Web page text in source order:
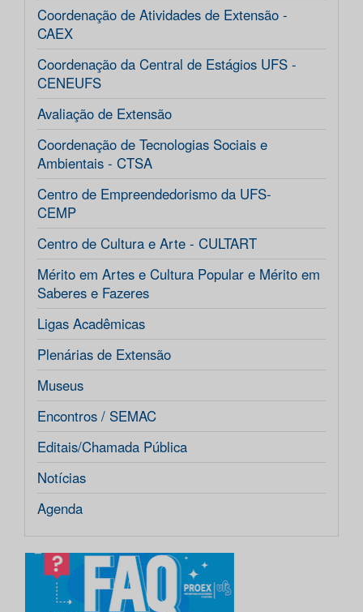
Coordenação de Atividades de Extensão -
CAEX
Coordenação da Central de Estágios UFS -
CENEUFS
Avaliação de Extensão
Coordenação de Tecnologias Sociais e
Ambientais - CTSA
Centro de Empreendedorismo da UFS-
CEMP
Centro de Cultura e Arte - CULTART
Mérito em Artes e Cultura Popular e Mérito em
Saberes e Fazeres
Ligas Acadêmicas
Plenárias de Extensão
Museus
Encontros / SEMAC
Editais/Chamada Pública
Notícias
Agenda